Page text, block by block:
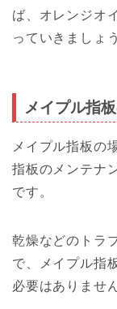
ば、オレンジオ
っていきましょう
メイプル指
メイプル指板の
指板のメンテナ
です。
乾燥などのトラ
で、メイプル指
必要はありません